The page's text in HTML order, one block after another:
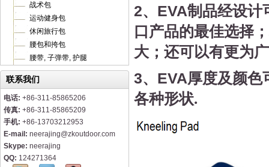
战术包
运动健身包
休闲旅行包
腰包和挎包
腰带, 子弹带, 护腿
联系我们
电话: +86-311-85865206
传真: +86-311-85865209
手机: +86-13703212953
E-mail: neerajing@zkoutdoor.com
Skype: neerajing
QQ: 124271364
2、 EVA制品经设计
口产品的最佳选择
大；还可以有更为
3、 EVA厚度及颜色
各种形状.